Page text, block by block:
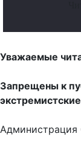
Уважаемые
Запрещены к
Администрация